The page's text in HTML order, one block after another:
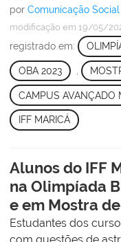
por Comunicação
modificação em 19/05/
registrado em:
OBA 2023
CAMPUS AVANÇADO
IFF MARICÁ
Alunos do IFF
na Olimpíada
e em Mostra
Estudantes dos